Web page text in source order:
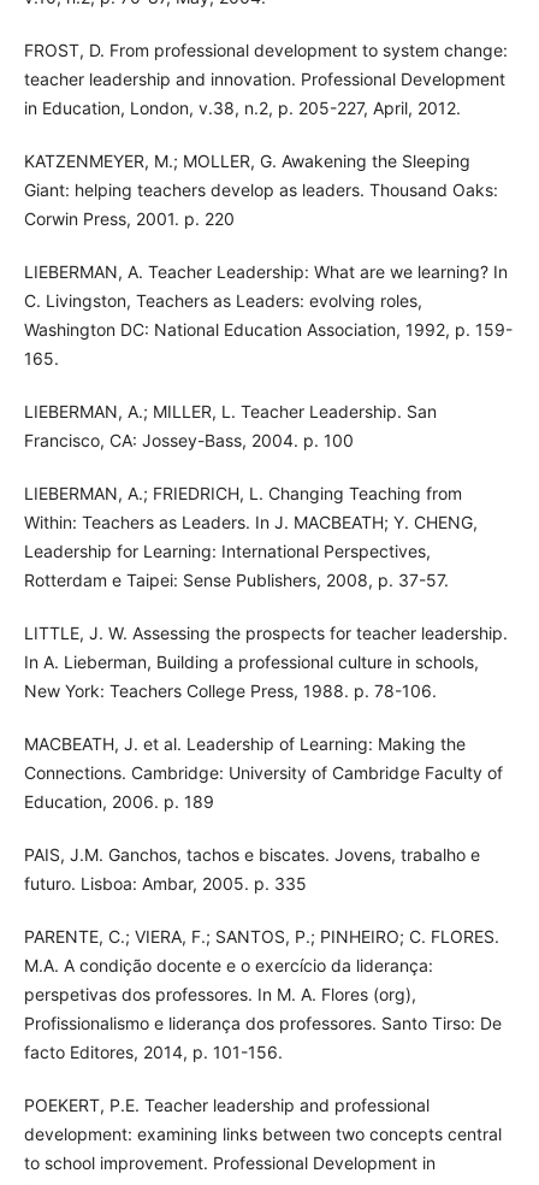
FROST, D. From professional development to system change:
teacher leadership and innovation. Professional Development
in Education, London, v.38, n.2, p. 205-227, April, 2012.
KATZENMEYER, M.; MOLLER, G. Awakening the Sleeping
Giant: helping teachers develop as leaders. Thousand Oaks:
Corwin Press, 2001. p. 220
LIEBERMAN, A. Teacher Leadership: What are we learning? In
C. Livingston, Teachers as Leaders: evolving roles,
Washington DC: National Education Association, 1992, p. 159-
165.
LIEBERMAN, A.; MILLER, L. Teacher Leadership. San
Francisco, CA: Jossey-Bass, 2004. p. 100
LIEBERMAN, A.; FRIEDRICH, L. Changing Teaching from
Within: Teachers as Leaders. In J. MACBEATH; Y. CHENG,
Leadership for Learning: International Perspectives,
Rotterdam e Taipei: Sense Publishers, 2008, p. 37-57.
LITTLE, J. W. Assessing the prospects for teacher leadership.
In A. Lieberman, Building a professional culture in schools,
New York: Teachers College Press, 1988. p. 78-106.
MACBEATH, J. et al. Leadership of Learning: Making the
Connections. Cambridge: University of Cambridge Faculty of
Education, 2006. p. 189
PAIS, J.M. Ganchos, tachos e biscates. Jovens, trabalho e
futuro. Lisboa: Ambar, 2005. p. 335
PARENTE, C.; VIERA, F.; SANTOS, P.; PINHEIRO; C. FLORES.
M.A. A condição docente e o exercício da liderança:
perspetivas dos professores. In M. A. Flores (org),
Profissionalismo e liderança dos professores. Santo Tirso: De
facto Editores, 2014, p. 101-156.
POEKERT, P.E. Teacher leadership and professional
development: examining links between two concepts central
to school improvement. Professional Development in